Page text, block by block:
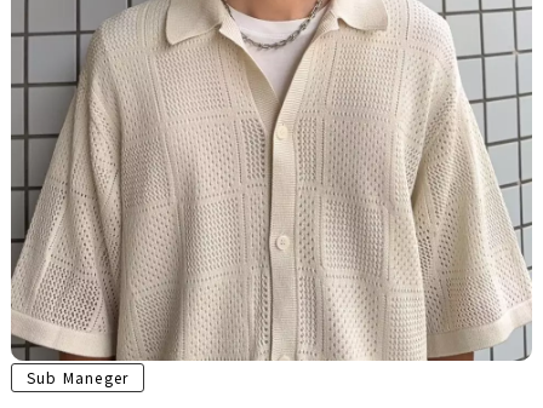
Sub Maneger